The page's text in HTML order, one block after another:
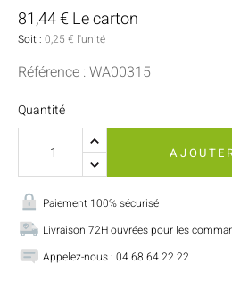
81,44 € Le carton
Soit : 0,25 € l'unité
Référence : WA00315
Quantité
Paiement 100% sécurisé
Livraison 72H ouvrées pour les
Appelez-nous : 04 68 64 22 22